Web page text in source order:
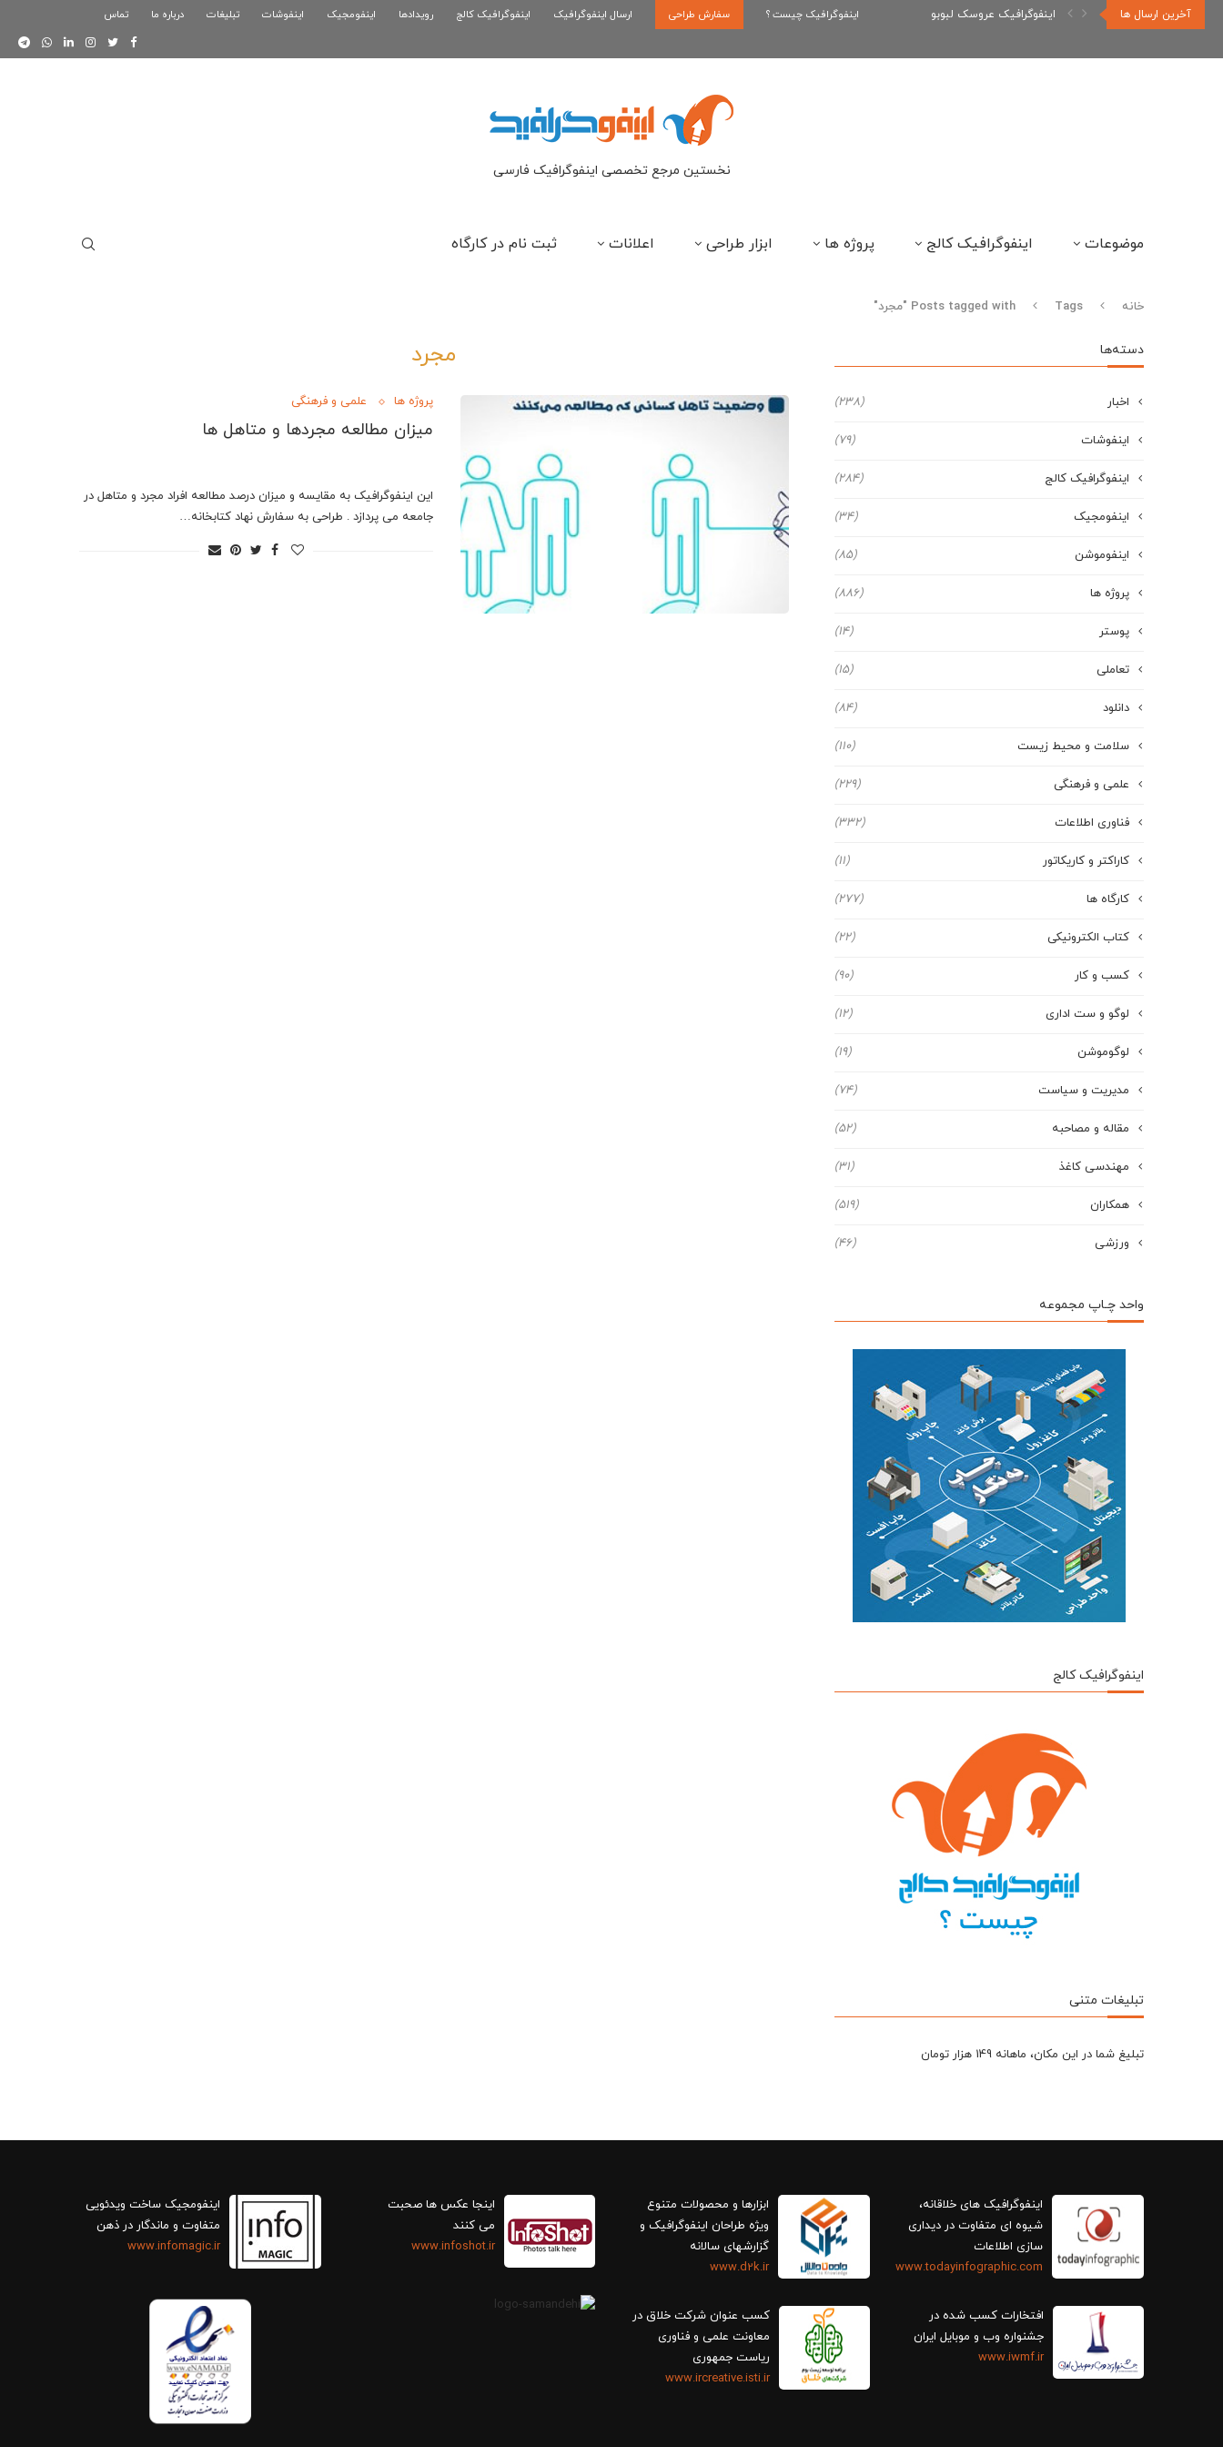
آخرین ارسال ها اینفوگرافیک عروسک لبوبو اینفوگرافیک رپر های فارسی نسل... اینفوگرافیک بازی کلش رویال اینفوگرافیک چیست ؟ سفارش طراحی ارسال اینفوگرافیک اینفوگرافیک کالج رویدادها اینفومجیک اینفوشات تبلیغات درباره ما تماس
نخستین مرجع تخصصی اینفوگرافیک فارسی
موضوعات اینفوگرافیک کالج پروژه ها ابزار طراحی اعلانات ثبت نام در کارگاه
خانه Tags Posts tagged with "مجرد"
مجرد
پروژه ها علمی و فرهنگی
میزان مطالعه مجردها و متاهل ها
این اینفوگرافیک به مقایسه و میزان درصد مطالعه افراد مجرد و متاهل در
جامعه می پردازد . طراحی به سفارش نهاد کتابخانه…
دسته‌ها
اخبار (238)
اینفوشات (79)
اینفوگرافیک کالج (284)
اینفومجیک (34)
اینفوموشن (85)
پروژه ها (886)
پوستر (14)
تعاملی (15)
دانلود (84)
سلامت و محیط زیست (110)
علمی و فرهنگی (229)
فناوری اطلاعات (332)
کاراکتر و کاریکاتور (11)
کارگاه ها (277)
کتاب الکترونیکی (22)
کسب و کار (90)
لوگو و ست اداری (12)
لوگوموشن (19)
مدیریت و سیاست (74)
مقاله و مصاحبه (52)
مهندسی کاغذ (31)
همکاران (519)
ورزشی (46)
واحد چـاپ مجموعه
اینفوگرافیک کالج
تبلیغات متنی
تبلیغ شما در این مکان، ماهانه 149 هزار تومان
اینفوگرافیک های خلاقانه،
سازی اطلاعات
www.todayinfographic.com
افتخارات کسب شده در
جشنواره وب و موبایل ایران
www.iwmf.ir
ابزارها و محصولات متنوع
ویژه طراحان اینفوگرافیک و
گزارش‎های سالانه
www.d2k.ir
کسب عنوان شرکت خلاق در
معاونت علمی و فناوری
ریاست جمهوری
www.ircreative.isti.ir
اینجا عکس ها صحبت
می کنند
www.infoshot.ir
اینفومجیک ساخت ویدئویی
متفاوت و ماندگار در ذهن
www.infomagic.ir